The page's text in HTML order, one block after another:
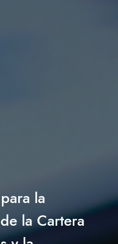
la
la Cartera